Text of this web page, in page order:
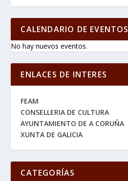
CALENDARIO DE EVENTOS
No hay nuevos eventos.
ENLACES DE INTERES
FEAM
CONSELLERIA DE CULTURA
AYUNTAMIENTO DE A CORUÑA
XUNTA DE GALICIA
CATEGORÍAS